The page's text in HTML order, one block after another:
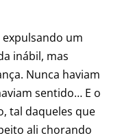
expulsando um
inábil, mas
Nunca haviam
sentido… E o
tal daqueles que
ali chorando